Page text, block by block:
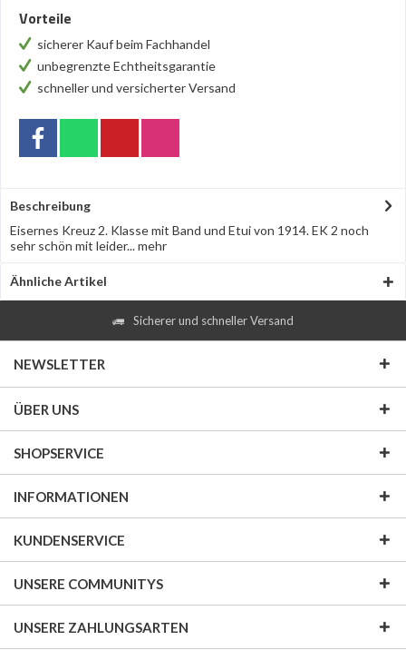
Vorteile
sicherer Kauf beim Fachhandel
unbegrenzte Echtheitsgarantie
schneller und versicherter Versand
Beschreibung
Eisernes Kreuz 2. Klasse mit Band und Etui von 1914. EK 2 noch
sehr schön mit leider...mehr
Ähnliche Artikel
Sicherer und schneller Versand
NEWSLETTER
ÜBER UNS
SHOPSERVICE
INFORMATIONEN
KUNDENSERVICE
UNSERE COMMUNITYS
UNSERE ZAHLUNGSARTEN